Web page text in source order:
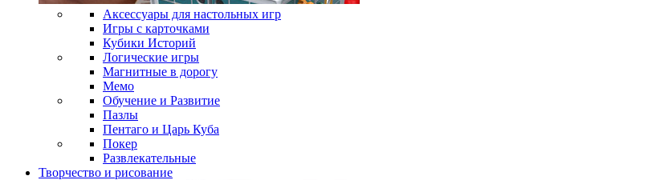
Аксессуары для настольных игр
Игры с карточками
Кубики Историй
Логические игры
Магнитные в дорогу
Мемо
Обучение и Развитие
Пазлы
Пентаго и Царь Куба
Покер
Развлекательные
Творчество и рисование